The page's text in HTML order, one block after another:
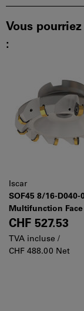
Vous
:
Iscar
SOF45 8/16-D040-
Multifunction
Octagonal, Square
Round Insert
Various Entry
CHF 527.53
TVA incluse /
CHF 488.00 Net